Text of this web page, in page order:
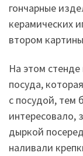
гончарные
керамических
втором
На этом
посуда,
с посудой, тем
интересовало,
дыркой
наливали